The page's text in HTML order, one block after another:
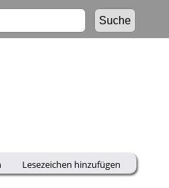
Lesezeichen hinzufügen